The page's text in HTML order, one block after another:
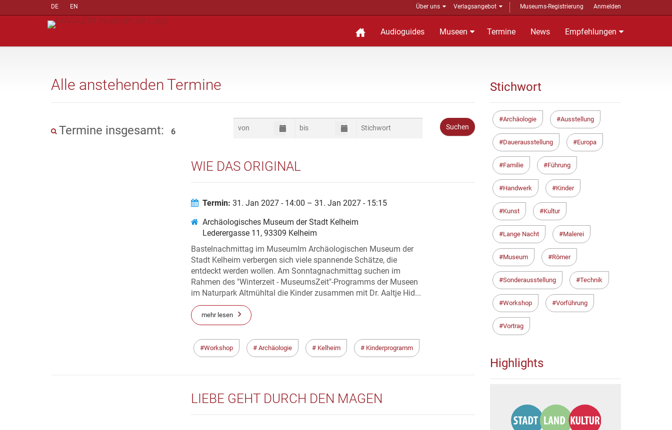
DE EN Über uns Verlagsangebot Museums-Registrierung Anmelden
Audioguides Museen Termine News Empfehlungen
Alle anstehenden Termine
Termine insgesamt: 6
WIE DAS ORIGINAL
Termin: 31. Jan 2027 - 14:00 – 31. Jan 2027 - 15:15
Archäologisches Museum der Stadt Kelheim
Lederergasse 11, 93309 Kelheim
Bastelnachmittag im MuseumIm Archäologischen Museum der
Stadt Kelheim verbergen sich viele spannende Schätze, die
entdeckt werden wollen. Am Sonntagnachmittag suchen im
Rahmen des "Winterzeit - MuseumsZeit"-Programms der Museen
im Naturpark Altmühltal die Kinder zusammen mit Dr. Aaltje Hid...
mehr lesen
Workshop Archäologie Kelheim Kinderprogramm
LIEBE GEHT DURCH DEN MAGEN
Stichwort
Archäologie Ausstellung
Dauerausstellung Europa
Familie Führung
Handwerk Kinder
Kunst Kultur
Lange Nacht Malerei
Museum Römer
Sonderausstellung Technik
Workshop Vorführung
Vortrag
Highlights